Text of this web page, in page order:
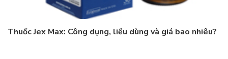
Thuốc Jex Max: Công dụng, liều dùng và giá bao nhiêu?